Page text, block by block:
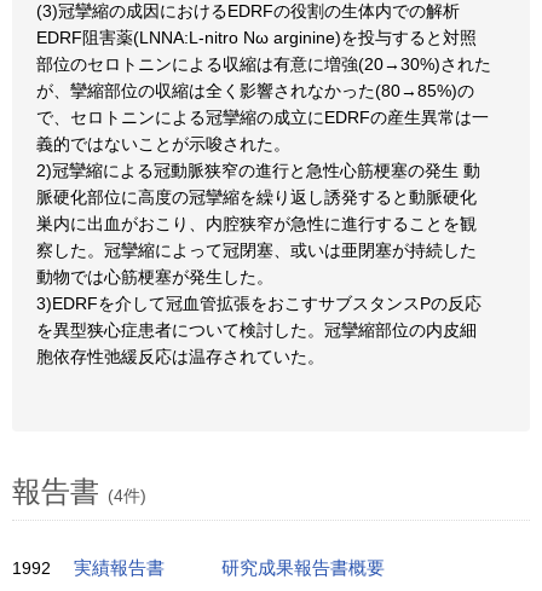
(3)冠攣縮の成因におけるEDRFの役割の生体内での解析
EDRF阻害薬(LNNA:L-nitro Nω arginine)を投与すると対照
部位のセロトニンによる収縮は有意に増強(20→30%)された
が、攣縮部位の収縮は全く影響されなかった(80→85%)の
で、セロトニンによる冠攣縮の成立にEDRFの産生異常は一
義的ではないことが示唆された。
2)冠攣縮による冠動脈狭窄の進行と急性心筋梗塞の発生 動
脈硬化部位に高度の冠攣縮を繰り返し誘発すると動脈硬化
巣内に出血がおこり、内腔狭窄が急性に進行することを観
察した。冠攣縮によって冠閉塞、或いは亜閉塞が持続した
動物では心筋梗塞が発生した。
3)EDRFを介して冠血管拡張をおこすサブスタンスPの反応
を異型狭心症患者について検討した。冠攣縮部位の内皮細
胞依存性弛緩反応は温存されていた。
報告書 (4件)
1992 実績報告書 研究成果報告書概要